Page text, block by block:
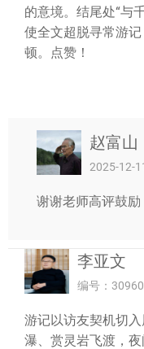
的意境。结尾处“与
使全文超脱寻常游
顿。点赞！
赵富山
2025-12-
谢谢老师高评鼓励
李亚文
编号：
游记以访友契机切
瀑、赏灵岩飞渡，